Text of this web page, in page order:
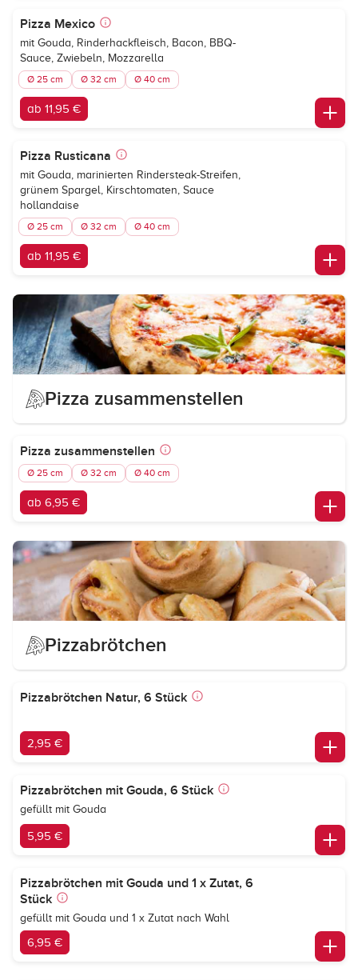
Pizza Mexico
mit Gouda, Rinderhackfleisch, Bacon, BBQ-
Sauce, Zwiebeln, Mozzarella
Ø 25 cm Ø 32 cm Ø 40 cm
ab 11,95 €
Pizza Rusticana
mit Gouda, marinierten Rindersteak-Streifen,
grünem Spargel, Kirschtomaten, Sauce
hollandaise
Ø 25 cm Ø 32 cm Ø 40 cm
ab 11,95 €
Pizza zusammenstellen
Pizza zusammenstellen
Ø 25 cm Ø 32 cm Ø 40 cm
ab 6,95 €
Pizzabrötchen
Pizzabrötchen Natur, 6 Stück
2,95 €
Pizzabrötchen mit Gouda, 6 Stück
gefüllt mit Gouda
5,95 €
Pizzabrötchen mit Gouda und 1 x Zutat, 6
Stück
gefüllt mit Gouda und 1 x Zutat nach Wahl
6,95 €